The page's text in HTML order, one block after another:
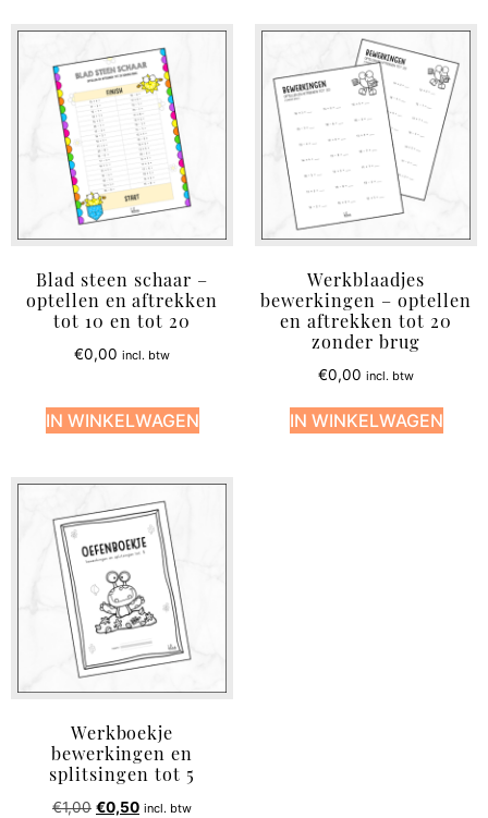
Blad steen schaar –
optellen en aftrekken
tot 10 en tot 20
€0,00 incl. btw
IN WINKELWAGEN
Werkblaadjes
bewerkingen – optellen
en aftrekken tot 20
zonder brug
€0,00 incl. btw
IN WINKELWAGEN
Werkboekje
bewerkingen en
splitsingen tot 5
€1,00 €0,50 incl. btw